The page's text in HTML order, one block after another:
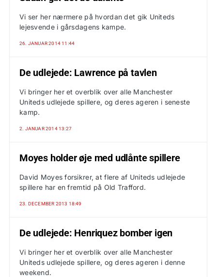
Vi ser her nærmere på hvordan det gik Uniteds
lejesvende i gårsdagens kampe.
26. JANUAR 2014 11:44
De udlejede: Lawrence på tavlen
Vi bringer her et overblik over alle Manchester
Uniteds udlejede spillere, og deres ageren i seneste
kamp.
2. JANUAR 2014 13:27
Moyes holder øje med udlånte spillere
David Moyes forsikrer, at flere af Uniteds udlejede
spillere har en fremtid på Old Trafford.
23. DECEMBER 2013 18:49
De udlejede: Henriquez bomber igen
Vi bringer her et overblik over alle Manchester
Uniteds udlejede spillere, og deres ageren i denne
weekend.